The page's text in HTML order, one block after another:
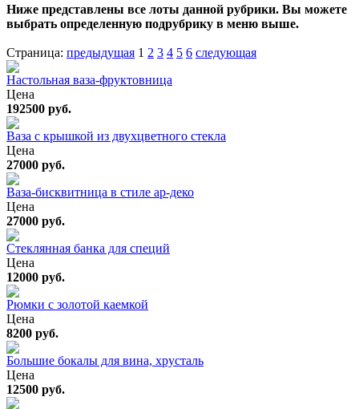
Ниже представлены все лоты данной рубрики. Вы можете
выбрать определенную подрубрику в меню выше.
Страница: предыдущая 1 2 3 4 5 6 следующая
Настольная ваза-фруктовница
Цена
192500 руб.
Ваза с крышкой из двухцветного стекла
Цена
27000 руб.
Ваза-бисквитница в стиле ар-деко
Цена
27000 руб.
Стеклянная банка для специй
Цена
12000 руб.
Рюмки с золотой каемкой
Цена
8200 руб.
Большие бокалы для вина, хрусталь
Цена
12500 руб.